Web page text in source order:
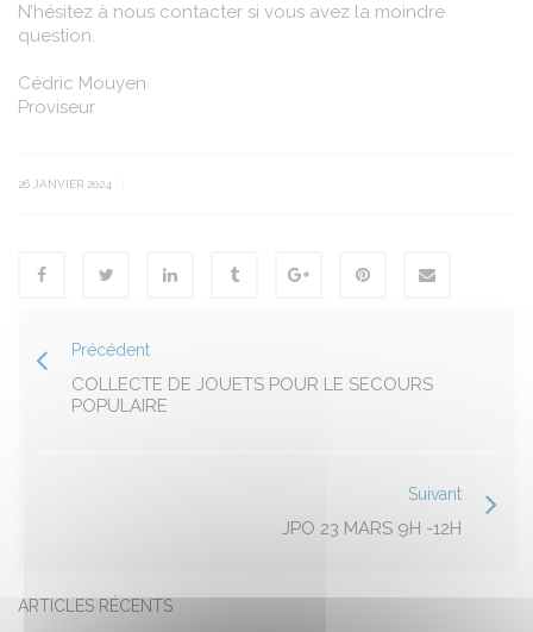
N’hésitez à nous contacter si vous avez la moindre
question.
Cédric Mouyen
Proviseur
26 JANVIER 2024
Précédent
COLLECTE DE JOUETS POUR LE SECOURS
POPULAIRE
Suivant
JPO 23 MARS 9H -12H
ARTICLES RÉCENTS